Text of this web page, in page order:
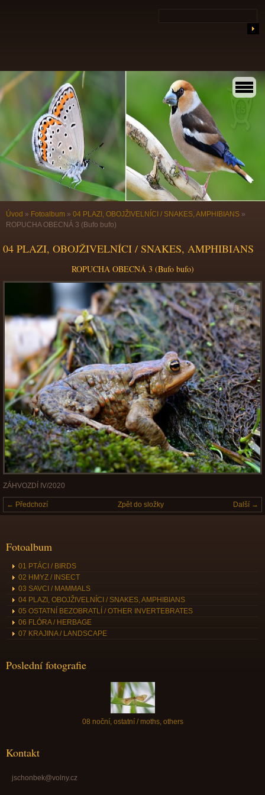
Úvod » Fotoalbum » 04 PLAZI, OBOJŽIVELNÍCI / SNAKES, AMPHIBIANS »
ROPUCHA OBECNÁ 3 (Bufo bufo)
04 PLAZI, OBOJŽIVELNÍCI / SNAKES, AMPHIBIANS
ROPUCHA OBECNÁ 3 (Bufo bufo)
ZÁHVOZDÍ IV/2020
← Předchozí Další →
Zpět do složky
Fotoalbum
01 PTÁCI / BIRDS
02 HMYZ / INSECT
03 SAVCI / MAMMALS
04 PLAZI, OBOJŽIVELNÍCI / SNAKES, AMPHIBIANS
05 OSTATNÍ BEZOBRATLÍ / OTHER INVERTEBRATES
06 FLÓRA / HERBAGE
07 KRAJINA / LANDSCAPE
Poslední fotografie
08 noční, ostatní / moths, others
Kontakt
jschonbek@volny.cz